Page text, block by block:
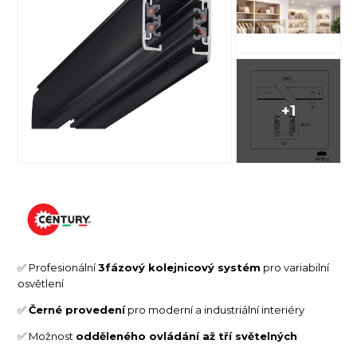
+1
✅ Profesionální3fázový kolejnicový systém pro variabilní
osvětlení
✅Černé provedenípro moderní a industriální interiéry
✅ Možnost odděleného ovládání až tří světelných